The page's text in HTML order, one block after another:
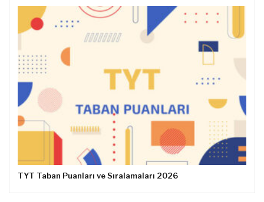
TYT Taban Puanları ve Sıralamaları 2026